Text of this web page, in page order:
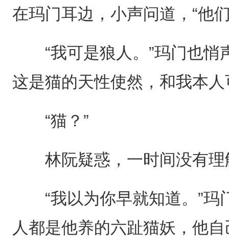
在玛门耳边，小声问道，“他
“我可是狼人。”玛门也悄
这是猫的天性使然，和我本
“猫？”
林阮疑惑，一时间没有理
“我以为你早就知道。”玛
人都是他养的六趾猫妖，他